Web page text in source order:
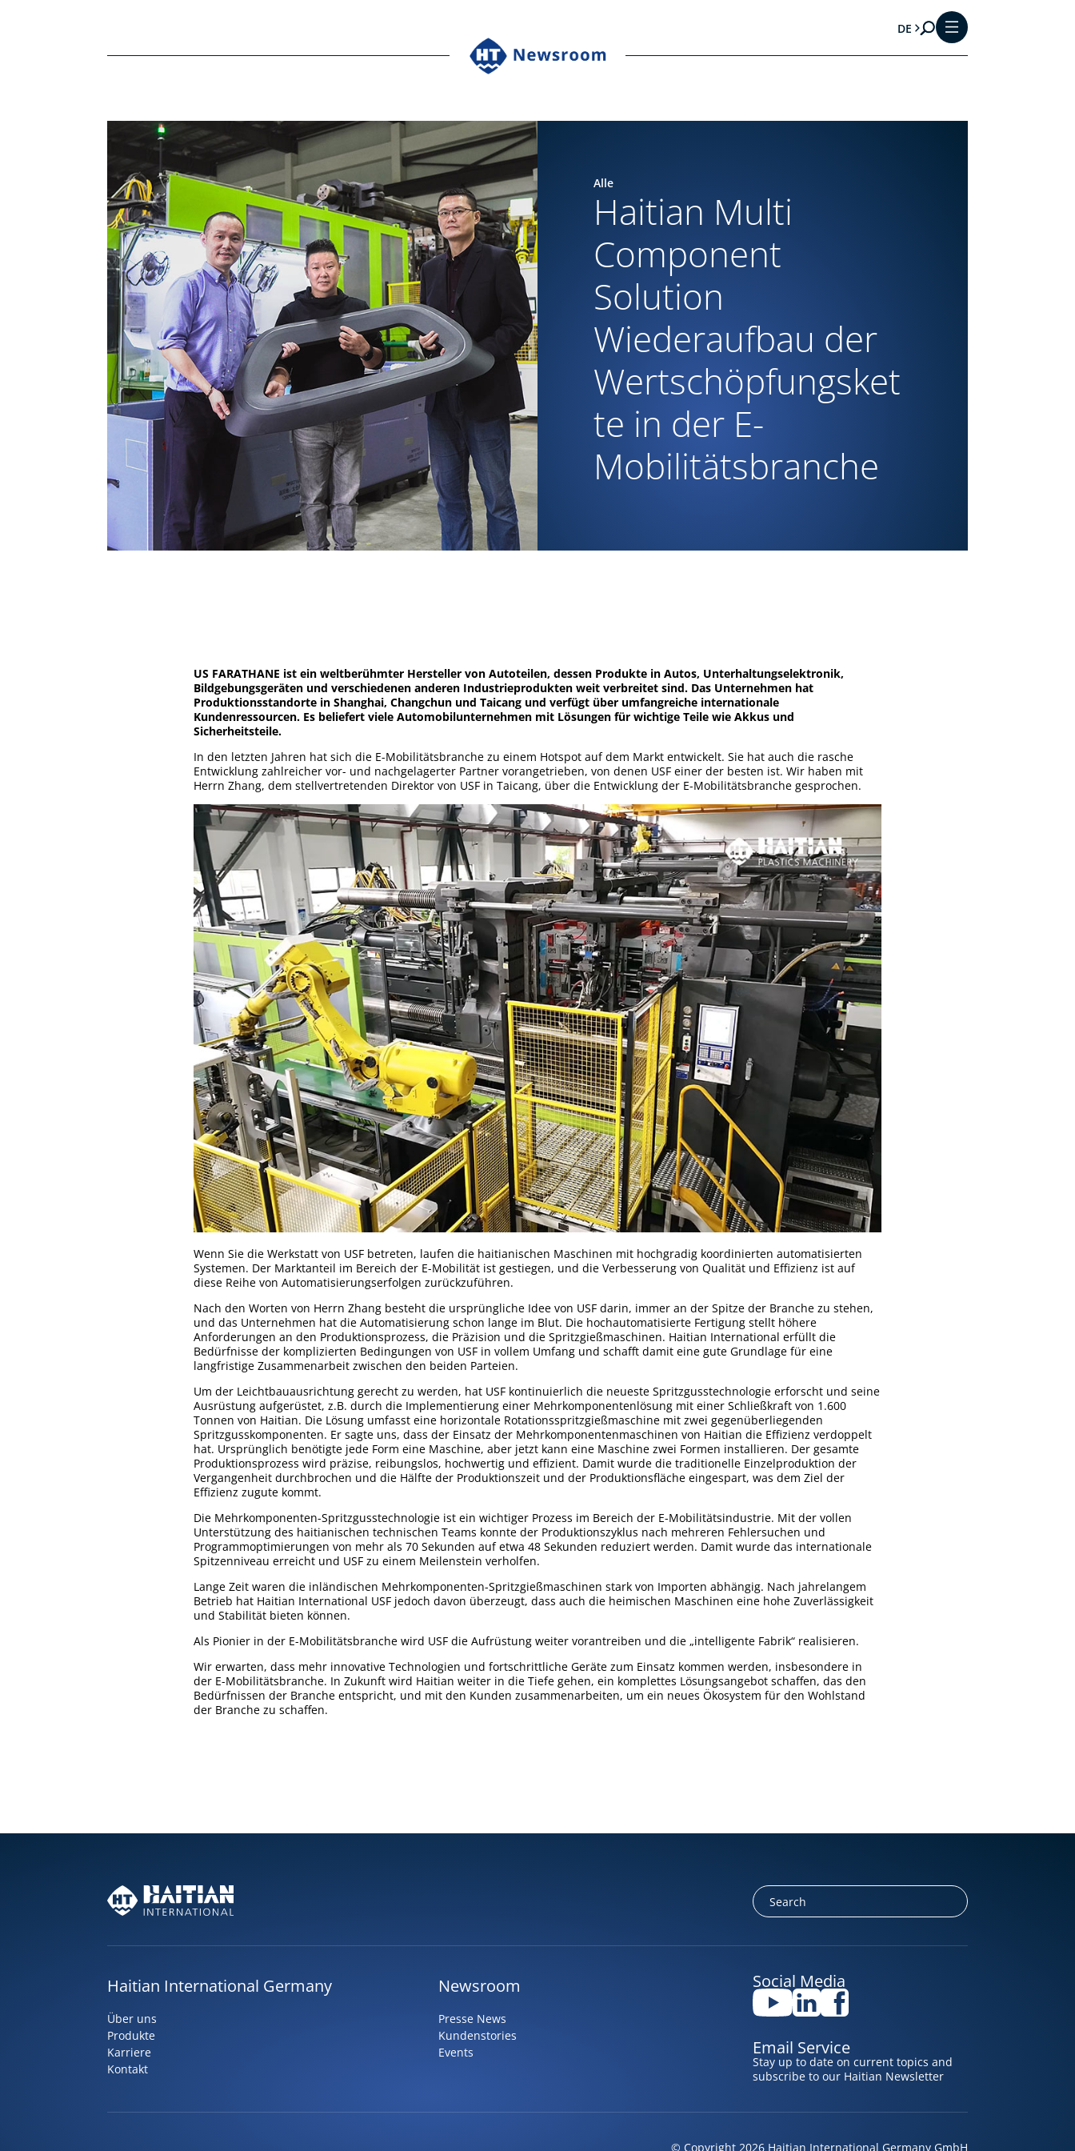
DE
Alle
Haitian Multi
Component
Solution
Wiederaufbau der
Wertschöpfungsket
te in der E-
Mobilitätsbranche
US FARATHANE ist ein weltberühmter Hersteller von Autoteilen, dessen Produkte in Autos, Unterhaltungselektronik,
Bildgebungsgeräten und verschiedenen anderen Industrieprodukten weit verbreitet sind. Das Unternehmen hat
Produktionsstandorte in Shanghai, Changchun und Taicang und verfügt über umfangreiche internationale
Kundenressourcen. Es beliefert viele Automobilunternehmen mit Lösungen für wichtige Teile wie Akkus und
Sicherheitsteile.
In den letzten Jahren hat sich die E-Mobilitätsbranche zu einem Hotspot auf dem Markt entwickelt. Sie hat auch die rasche
Entwicklung zahlreicher vor- und nachgelagerter Partner vorangetrieben, von denen USF einer der besten ist. Wir haben mit
Herrn Zhang, dem stellvertretenden Direktor von USF in Taicang, über die Entwicklung der E-Mobilitätsbranche gesprochen.
Wenn Sie die Werkstatt von USF betreten, laufen die haitianischen Maschinen mit hochgradig koordinierten automatisierten
Systemen. Der Marktanteil im Bereich der E-Mobilität ist gestiegen, und die Verbesserung von Qualität und Effizienz ist auf
diese Reihe von Automatisierungserfolgen zurückzuführen.
Nach den Worten von Herrn Zhang besteht die ursprüngliche Idee von USF darin, immer an der Spitze der Branche zu stehen,
und das Unternehmen hat die Automatisierung schon lange im Blut. Die hochautomatisierte Fertigung stellt höhere
Anforderungen an den Produktionsprozess, die Präzision und die Spritzgießmaschinen. Haitian International erfüllt die
Bedürfnisse der komplizierten Bedingungen von USF in vollem Umfang und schafft damit eine gute Grundlage für eine
langfristige Zusammenarbeit zwischen den beiden Parteien.
Um der Leichtbauausrichtung gerecht zu werden, hat USF kontinuierlich die neueste Spritzgusstechnologie erforscht und seine
Ausrüstung aufgerüstet, z.B. durch die Implementierung einer Mehrkomponentenlösung mit einer Schließkraft von 1.600
Tonnen von Haitian. Die Lösung umfasst eine horizontale Rotationsspritzgießmaschine mit zwei gegenüberliegenden
Spritzgusskomponenten. Er sagte uns, dass der Einsatz der Mehrkomponentenmaschinen von Haitian die Effizienz verdoppelt
hat. Ursprünglich benötigte jede Form eine Maschine, aber jetzt kann eine Maschine zwei Formen installieren. Der gesamte
Produktionsprozess wird präzise, reibungslos, hochwertig und effizient. Damit wurde die traditionelle Einzelproduktion der
Vergangenheit durchbrochen und die Hälfte der Produktionszeit und der Produktionsfläche eingespart, was dem Ziel der
Effizienz zugute kommt.
Die Mehrkomponenten-Spritzgusstechnologie ist ein wichtiger Prozess im Bereich der E-Mobilitätsindustrie. Mit der vollen
Unterstützung des haitianischen technischen Teams konnte der Produktionszyklus nach mehreren Fehlersuchen und
Programmoptimierungen von mehr als 70 Sekunden auf etwa 48 Sekunden reduziert werden. Damit wurde das internationale
Spitzenniveau erreicht und USF zu einem Meilenstein verholfen.
Lange Zeit waren die inländischen Mehrkomponenten-Spritzgießmaschinen stark von Importen abhängig. Nach jahrelangem
Betrieb hat Haitian International USF jedoch davon überzeugt, dass auch die heimischen Maschinen eine hohe Zuverlässigkeit
und Stabilität bieten können.
Als Pionier in der E-Mobilitätsbranche wird USF die Aufrüstung weiter vorantreiben und die „intelligente Fabrik“ realisieren.
Wir erwarten, dass mehr innovative Technologien und fortschrittliche Geräte zum Einsatz kommen werden, insbesondere in
der E-Mobilitätsbranche. In Zukunft wird Haitian weiter in die Tiefe gehen, ein komplettes Lösungsangebot schaffen, das den
Bedürfnissen der Branche entspricht, und mit den Kunden zusammenarbeiten, um ein neues Ökosystem für den Wohlstand
der Branche zu schaffen.
Haitian International Germany
Über uns
Produkte
Karriere
Kontakt
Newsroom
Presse News
Kundenstories
Events
Social Media
Email Service
Stay up to date on current topics and
subscribe to our Haitian Newsletter
© Copyright 2026 Haitian International Germany GmbH